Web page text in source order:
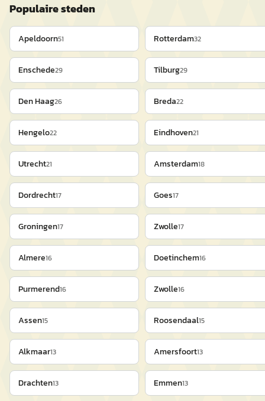
Populaire steden
Apeldoorn51 Rotterdam32
Enschede29 Tilburg29
Den Haag26 Breda22
Hengelo22 Eindhoven21
Utrecht21 Amsterdam18
Dordrecht17 Goes17
Groningen17 Zwolle17
Almere16 Doetinchem16
Purmerend16 Zwolle16
Assen15 Roosendaal15
Alkmaar13 Amersfoort13
Drachten13 Emmen13